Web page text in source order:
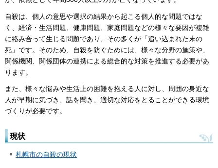
自殺は、個人の意思や選択の結果から起こる個人的な問題ではな
く、経済・生活問題、健康問題、家庭問題などの様々な要因が複雑
に絡み合って生じる問題であり、その多くが「追い込まれた末の
死」です。そのため、自殺を防ぐためには、様々な分野の施策や、
関係機関、関係団体の連携による総合的な対策を推進する必要があ
ります。
また、様々な悩みや生活上の困難を抱える人に対し、周囲の身近な
人が早期に気づき、話を聞き、適切な対応をとることができる環境
づくりが必要です。
現状
札幌市の自殺の現状